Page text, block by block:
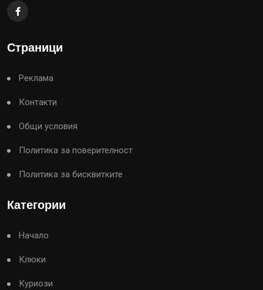
Страници
Реклама
Контакти
Общи условия
Политика за поверителност
Политика за бисквитките
Категории
Начало
Клюки
Куриози